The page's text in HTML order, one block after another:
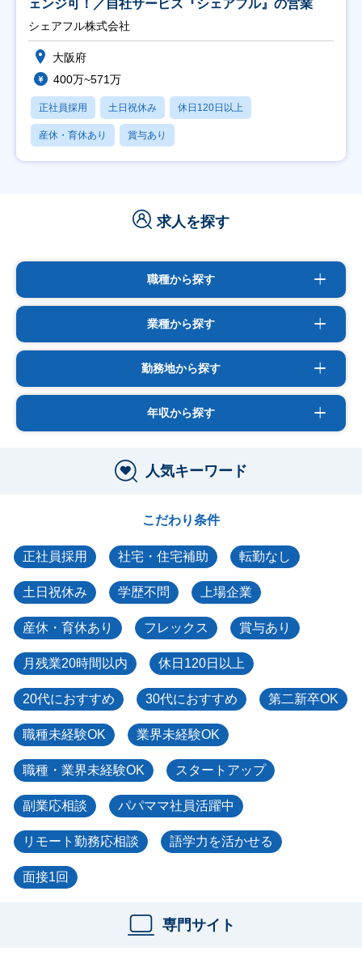
ェンジ可！／自社サービス『シェアフル』の営業
シェアフル株式会社
大阪府
400万~571万
正社員採用 土日祝休み 休日120日以上
産休・育休あり 賞与あり
求人を探す
職種から探す
業種から探す
勤務地から探す
年収から探す
人気キーワード
こだわり条件
正社員採用 社宅・住宅補助 転勤なし
土日祝休み 学歴不問 上場企業
産休・育休あり フレックス 賞与あり
月残業20時間以内 休日120日以上
20代におすすめ 30代におすすめ 第二新卒OK
職種未経験OK 業界未経験OK
職種・業界未経験OK スタートアップ
副業応相談 パパママ社員活躍中
リモート勤務応相談 語学力を活かせる
面接1回
専門サイト